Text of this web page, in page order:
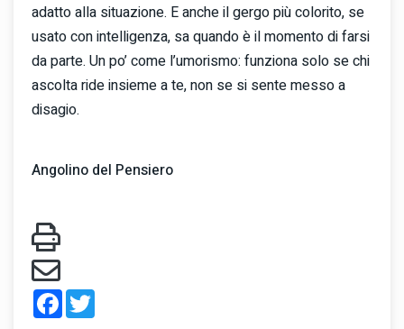
adatto alla situazione. E anche il gergo più colorito, se
usato con intelligenza, sa quando è il momento di farsi
da parte. Un po’ come l’umorismo: funziona solo se chi
ascolta ride insieme a te, non se si sente messo a
disagio.
Angolino del Pensiero
Facebook